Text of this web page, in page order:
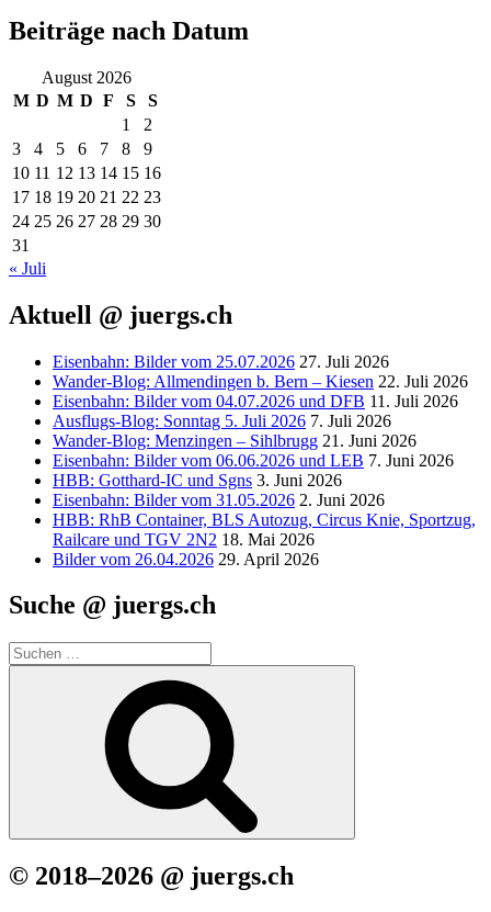
Beiträge nach Datum
August 2026
M D M D F S
S
1
2
3
4 5 6 7 8
9
10 11 12 13 14 15 16
17 18 19 20 21 22 23
24 25 26 27 28 29 30
31
« Juli
Aktuell @ juergs.ch
Eisenbahn: Bilder vom 25.07.2026 27. Juli 2026
Wander-Blog: Allmendingen b. Bern – Kiesen 22. Juli 2026
Eisenbahn: Bilder vom 04.07.2026 und DFB 11. Juli 2026
Ausflugs-Blog: Sonntag 5. Juli 2026 7. Juli 2026
Wander-Blog: Menzingen – Sihlbrugg 21. Juni 2026
Eisenbahn: Bilder vom 06.06.2026 und LEB 7. Juni 2026
HBB: Gotthard-IC und Sgns 3. Juni 2026
Eisenbahn: Bilder vom 31.05.2026 2. Juni 2026
HBB: RhB Container, BLS Autozug, Circus Knie, Sportzug,
Railcare und TGV 2N2 18. Mai 2026
Bilder vom 26.04.2026 29. April 2026
Suche @ juergs.ch
Suchen
nach:
© 2018–2026 @ juergs.ch